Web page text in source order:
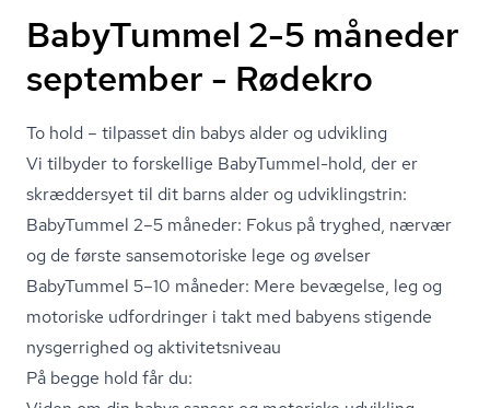
BabyTummel 2-5 måneder
september - Rødekro
To hold – tilpasset din babys alder og udvikling
Vi tilbyder to forskellige BabyTummel-hold, der er
skræddersyet til dit barns alder og udviklingstrin:
BabyTummel 2–5 måneder: Fokus på tryghed, nærvær
og de første sansemotoriske lege og øvelser
BabyTummel 5–10 måneder: Mere bevægelse, leg og
motoriske udfordringer i takt med babyens stigende
nysgerrighed og ak­ti­vi­tets­ni­veau
På begge hold får du: